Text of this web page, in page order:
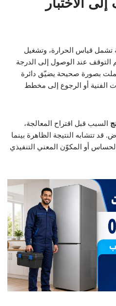
الاختبار
تشمل قياس الحرارة، وتشغيل
التوقف عند الوصول إلى الدرجة
بصورة صحيحة يضيّق دائرة
الفنية أو الرجوع إلى مخطط
السبب قبل اقتراح المعالجة،
قد تتشابه النتيجة الظاهرة بينما
أو المكوّن المعني التنفيذي